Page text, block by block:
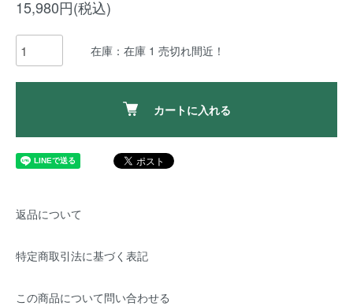
15,980円(税込)
在庫：在庫 1 売切れ間近！
カートに入れる
返品について
特定商取引法に基づく表記
この商品について問い合わせる